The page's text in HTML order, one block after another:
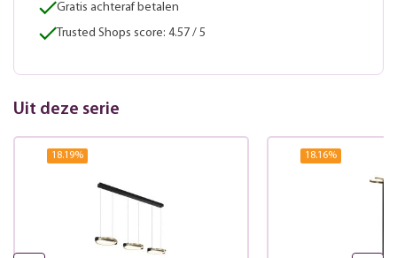
Gratis achteraf betalen
Trusted Shops score: 4.57 / 5
Uit deze serie
18.19% 18.16%